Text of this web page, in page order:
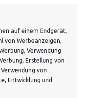
auf einem Endgerät,
von Werbeanzeigen,
Verwendung
Erstellung von
von
Entwicklung und